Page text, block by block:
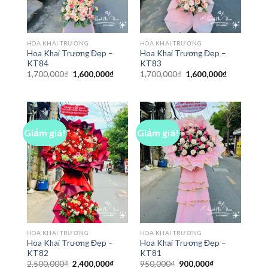
HOA KHAI TRƯƠNG
Hoa Khai Trương Đẹp –
KT84
1,700,000₫ Giá
gốc
1,600,000₫Giá
1,600,000₫.
HOA KHAI TRƯƠNG
Hoa Khai Trương Đẹp –
KT83
1,700,000₫ Giá
gốc
1,600,000₫Giá
Giảm giá!
HOA KHAI TRƯƠNG
Hoa Khai Trương Đẹp –
KT82
2,500,000₫ Giá
2,400,000₫Giá
Giảm giá!
HOA KHAI TRƯƠNG
Hoa Khai Trương Đẹp –
KT81
950,000₫ Giá
900,000₫Giá